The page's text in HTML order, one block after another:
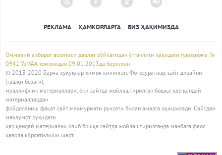
РЕКЛАМА ҲАМКОРЛАРГА БИЗ ҲАҚИМИЗДА
Оммавий ахборот воситаси давлат рўйхатидан ўтганлиги ҳақидаги гувоҳнома №
0942 ЎзМАА томонидан 09.01.2013да берилган
© 2013-2020 Барча ҳуқуқлар ҳимоя қилинган. Фотосуратлар, сайт дизайни
(ташқи безаги),
муаллифлик материаллари, ёки сайтда жойлаштирилган бошқа ҳар қандай
материаллардан
фойдаланиш фақат сайт маъмурияти рухсати билан амалга оширилади. Сайтдан
маълумот руҳидаги
ҳар қандай материални олиб бошқа сайтда жойлаштирилганда манбага фаол
ҳавола кўрсатилиши шарт.